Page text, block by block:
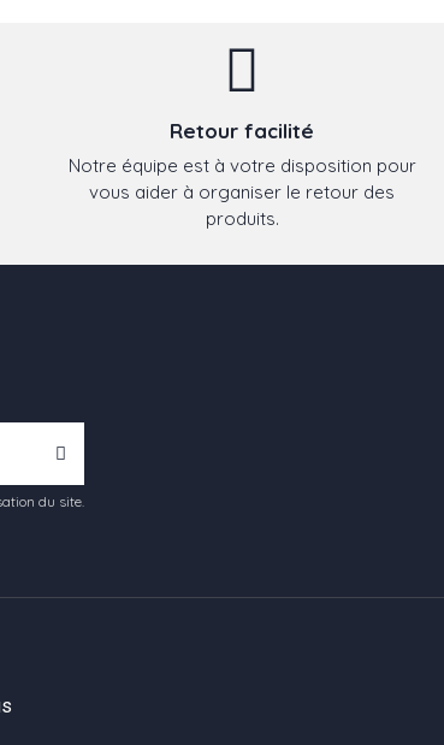
Retour facilité
Notre équipe est à votre disposition pour
vous aider à organiser le retour des
produits.
du site.